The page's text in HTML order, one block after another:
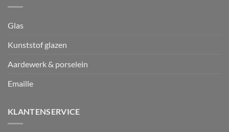
Glas
Kunststof glazen
Aardewerk & porselein
Emaille
KLANTENSERVICE